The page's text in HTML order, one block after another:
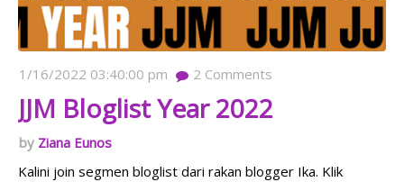
1/16/2022 03:40:00 pm 2 Comments
JJM Bloglist Year 2022
Ziana Eunos
Kalini join segmen bloglist dari rakan blogger Ika. Klik